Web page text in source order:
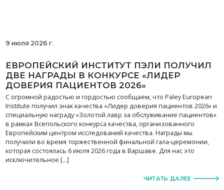
9 июля 2026 г.
ЕВРОПЕЙСКИЙ ИНСТИТУТ ПЭЛИ ПОЛУЧИЛ
ДВЕ НАГРАДЫ В КОНКУРСЕ «ЛИДЕР
ДОВЕРИЯ ПАЦИЕНТОВ 2026»
С огромной радостью и гордостью сообщаем, что Paley European
Institute получил знак качества «Лидер доверия пациентов 2026» и
специальную награду «Золотой лавр за обслуживание пациентов»
в рамках Всепольского конкурса качества, организованного
Европейским центром исследований качества. Награды мы
получили во время торжественной финальной гала-церемонии,
которая состоялась 6 июля 2026 года в Варшаве. Для нас это
исключительное […]
ЧИТАТЬ ДАЛЕЕ